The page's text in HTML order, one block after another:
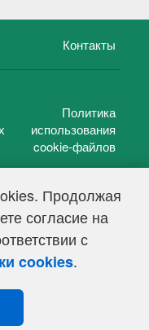
Продолжая
согласие на
с
cookies.
Контакты
Политика
использования
cookie-файлов
ФС 77-39848, выдано
связи,
коммуникаций